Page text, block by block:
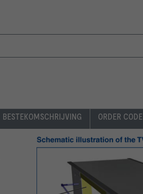
BESTEKOMSCHRIJVING ORDER CODE